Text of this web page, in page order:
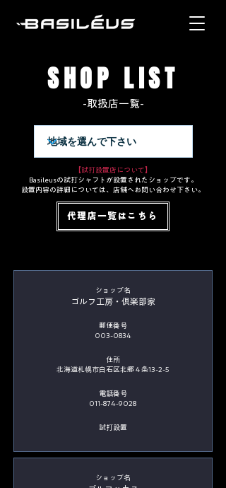
SHOP LIST
-取扱店一覧-
【試打設置店について】
Basileusの試打シャフトが設置されたショップです。
設置内容の詳細については、店舗へお問い合わせ下さい。
代理店一覧はこちら
​ショップ名
ゴルフ工房・倶楽部家
郵便番号
003-0834
住所
北海道札幌市白石区北郷４条13-2-5
電話番号
011-874-9028
​試打設置
​ショップ名